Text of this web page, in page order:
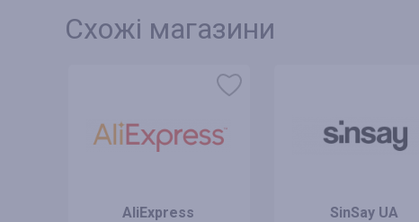
Схожі магазини
AliExpress SinSay UA